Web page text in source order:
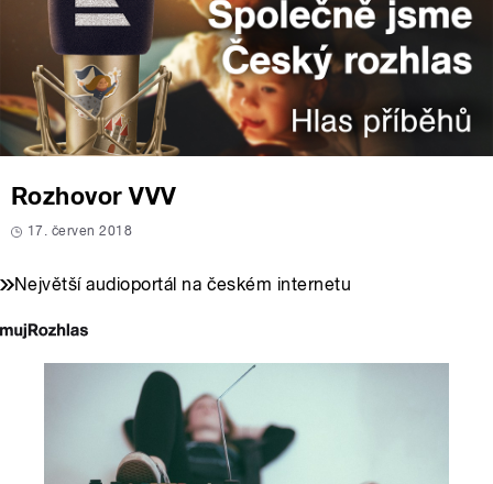
Rozhovor VVV
17. červen 2018
Největší audioportál na českém internetu